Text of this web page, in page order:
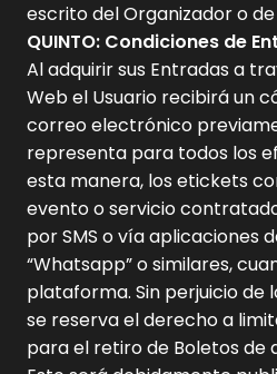
escrito del Organizador o
QUINTO: Condiciones de
Al adquirir sus Entradas a
Web el Usuario recibirá un
correo electrónico
representa para todos los
esta manera, los etickets
evento o servicio
por SMS o vía aplicaciones
“Whatsapp” o similares,
plataforma. Sin perjuicio de
se reserva el derecho a
para el retiro de Boletos de